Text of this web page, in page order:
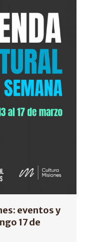
eventos y
17 de